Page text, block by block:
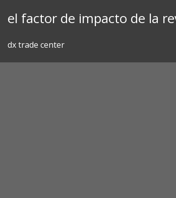
el factor de impacto de la
dx trade center